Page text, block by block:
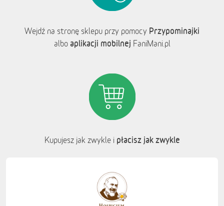
Wejdź na stronę sklepu przy pomocy Przypominajki
albo aplikacji mobilnej FaniMani.pl
Kupujesz jak zwykle i płacisz jak zwykle